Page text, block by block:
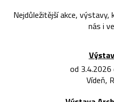
Nejdůležitější akce, výstavy,
nás i
od
Vídeň,